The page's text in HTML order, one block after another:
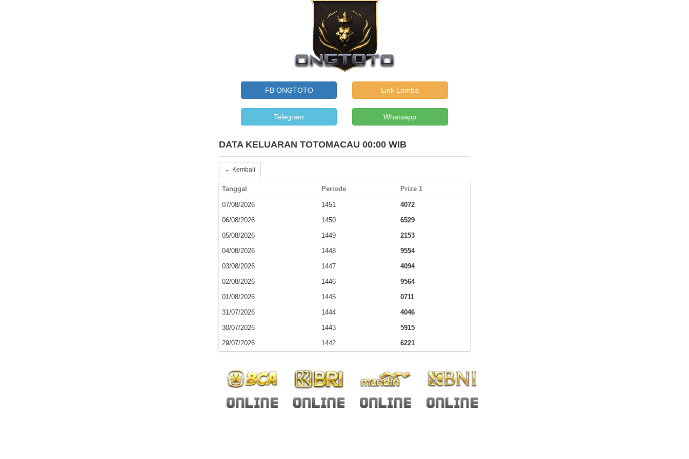
FB ONGTOTO Link Lomba
Telegram Whatsapp
DATA KELUARAN TOTOMACAU 00:00 WIB
← Kembali
Tanggal Periode Prize 1
07/08/2026 1451
4072
06/08/2026
1450
6529
05/08/2026
1449
2153
04/08/2026
1448
9554
03/08/2026
1447
4094
02/08/2026
1446
9564
01/08/2026
1445
0711
31/07/2026
1444
4046
30/07/2026
1443
5915
29/07/2026
1442 6221